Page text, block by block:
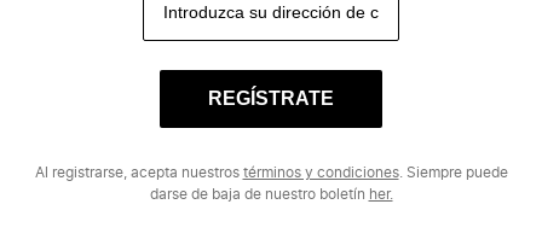
REGÍSTRATE
Al registrarse, acepta nuestros términos y condiciones. Siempre puede
darse de baja de nuestro boletín her.